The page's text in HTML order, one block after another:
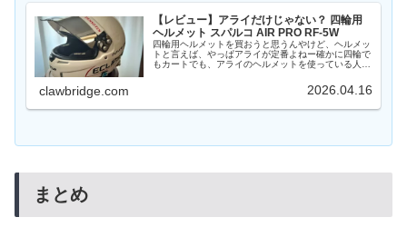
【レビュー】アライだけじゃない？ 四輪用
ヘルメット スパルコ AIR PRO RF-5W
四輪用ヘルメットを買おうと思うんやけど、ヘルメッ
トと言えば、やっぱアライが定番よねー確かに四輪で
もカートでも、アライのヘルメットを使っている人が
択肢もありますよ本記事では、スパルコの四輪用ヘ
clawbridge.com 2026.04.16
まとめ